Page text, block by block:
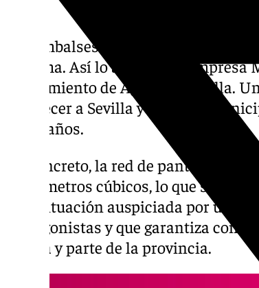
Los embalses sevillanos superan
máxima. Así lo asegura la
Saneamiento de Aguas de Sevilla.
abastecer a Sevilla y los once
cinco años.
En concreto, la red de pantanos
hectómetros cúbicos, lo que
Una situación auspiciada por una
protagonistas y que garantiza con
Sevilla y parte de la provincia.